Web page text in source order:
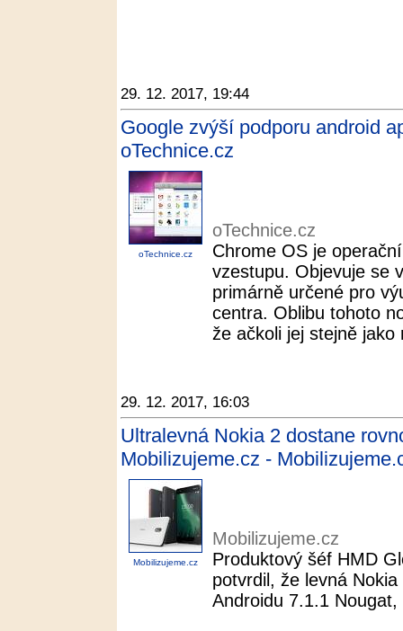
29. 12. 2017, 19:44
Google zvýší podporu android
oTechnice.cz
oTechnice.cz
oTechnice.cz
Chrome OS je
vzestupu. Objevuje se
primárně určené pro
centra. Oblibu tohoto
že ačkoli jej stejně jako
29. 12. 2017, 16:03
Ultralevná Nokia 2 dostane
Mobilizujeme.cz -
Mobilizujeme.cz
Mobilizujeme.cz
Produktový šéf HMD
potvrdil, že levná
Androidu 7.1.1